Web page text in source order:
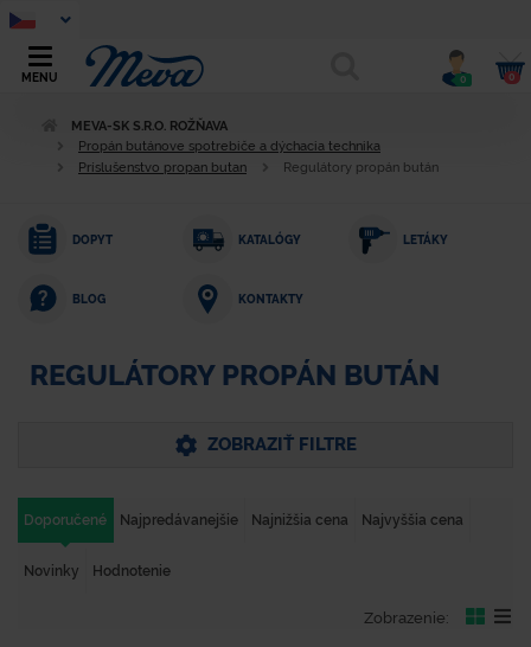
MENU 0 0
MEVA-SK S.R.O. ROŽŇAVA
Propán butánove spotrebiče a dýchacia technika
Príslušenstvo propan butan
Regulátory propán bután
DOPYT KATALÓGY LETÁKY
BLOG KONTAKTY
REGULÁTORY PROPÁN BUTÁN
ZOBRAZIŤ FILTRE
Doporučené Najpredávanejšie Najnižšia cena Najvyššia cena
Novinky Hodnotenie
Zobrazenie: